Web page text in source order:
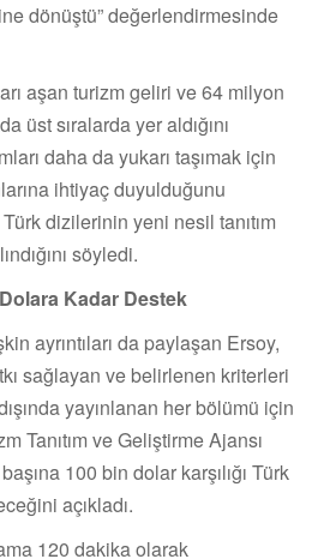
dönüştü” değerlendirmesinde
aşan turizm geliri ve 64 milyon
üst sıralarda yer aldığını
daha da yukarı taşımak için
ihtiyaç duyulduğunu
dizilerinin yeni nesil tanıtım
söyledi.
Kadar Destek
ayrıntıları da paylaşan Ersoy,
sağlayan ve belirlenen kriterleri
yayınlanan her bölümü için
Tanıtım ve Geliştirme Ajansı
100 bin dolar karşılığı Türk
açıkladı.
120 dakika olarak